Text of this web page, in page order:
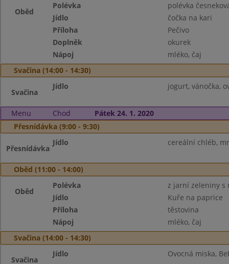
Oběd
Polévka
polévka
Jídlo
čočka na kari
Příloha
Pečivo
Doplněk
okurek
Nápoj
mléko, čaj
Svačina (14:00 - 14:30)
Svačina
Jídlo jogurt, vánočka,
Menu Chod
Pátek 24. 1. 2020
Přesnídávka (9:00 - 9:30)
Přesnídávka
Jídlo cereální chléb,
Oběd (11:00 - 14:00)
Oběd
Polévka
z jarní zeleniny s
Jídlo
Kuře na paprice
Příloha
těstovina
Nápoj
mléko, čaj
Svačina (14:00 - 14:30)
Svačina
Jídlo Ovocná miska,